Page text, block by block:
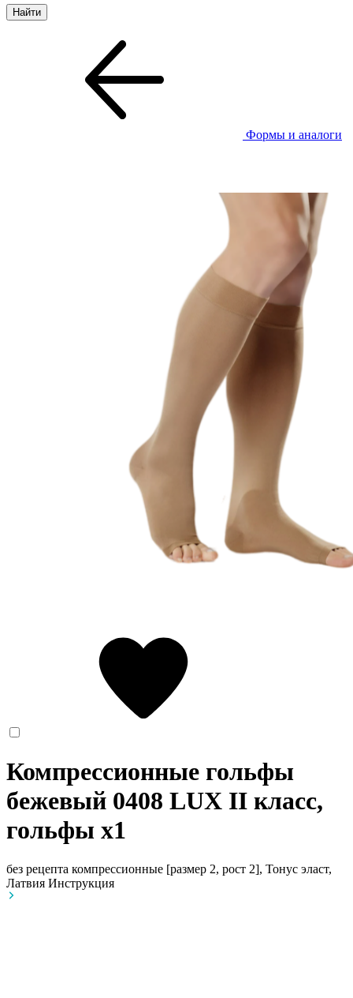
Формы и аналоги
Компрессионные гольфы
бежевый 0408 LUX II класс,
гольфы x1
без рецепта компрессионные [размер 2, рост 2], Тонус эласт,
Латвия Инструкция